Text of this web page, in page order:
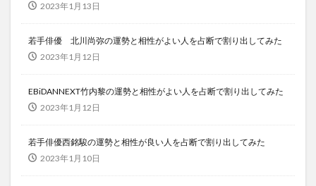
2023年1月13日
若手俳優 北川尚弥の運勢と相性がよい人を占断で割り出してみた
2023年1月12日
EBiDANNEXT竹内黎の運勢と相性がよい人を占断で割り出してみた
2023年1月12日
若手俳優西銘駿の運勢と相性が良い人を占断で割り出してみた
2023年1月10日